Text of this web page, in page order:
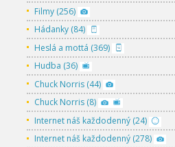
Filmy (256)
Hádanky (84)
Heslá a mottá (369)
Hudba (36)
Chuck Norris (44)
Chuck Norris (8)
Internet náš každodenný (24)
Internet náš každodenný (278)